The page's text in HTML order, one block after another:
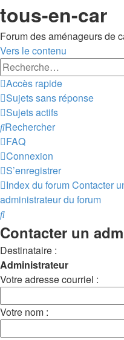
tous-en-car
Forum des aménageurs de
Vers le contenu
Accès rapide
Sujets sans réponse
Sujets actifs
Rechercher
FAQ
Connexion
S’enregistrer
Index du forumContacter
administrateur du forum
Rechercher
Contacter un
Destinataire :
Administrateur
Votre adresse courriel :
Votre nom :